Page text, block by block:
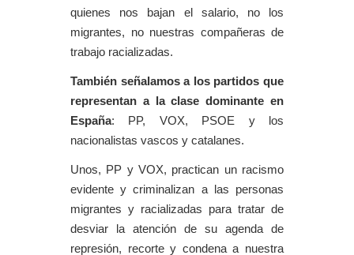
quienes nos bajan el salario, no los
migrantes, no nuestras compañeras de
trabajo racializadas.
También señalamos a los partidos que
representan a la clase dominante en
España: PP, VOX, PSOE y los
nacionalistas vascos y catalanes.
Unos, PP y VOX, practican un racismo
evidente y criminalizan a las personas
migrantes y racializadas para tratar de
desviar la atención de su agenda de
represión, recorte y condena a nuestra